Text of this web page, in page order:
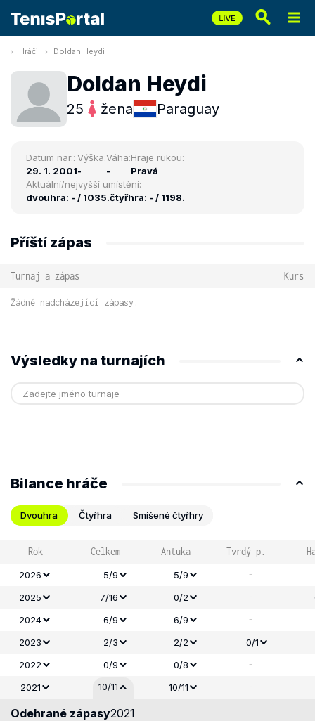
Hráči Doldan Heydi
Doldan Heydi
25 žena Paraguay
Datum nar.:
29. 1. 2001
Výška:
-
Váha:
-
Hraje rukou:
Pravá
Aktuální/nejvyšší umístění:
dvouhra: - / 1035.čtyřhra: - / 1198.
Příští zápas
Turnaj a zápas Kurs
Žádné nadcházející zápasy.
Výsledky na turnajích
Bilance hráče
Dvouhra Čtyřhra Smíšené čtyřhry
Rok Celkem Antuka Tvrdý p.
2026 5/9 5/9 -
2025 7/16 0/2 -
2024
6/9 6/9 -
2023 2/3 2/2
0/1
2022
0/9 0/8 -
2021 10/11 10/11 -
Odehrané zápasy2021